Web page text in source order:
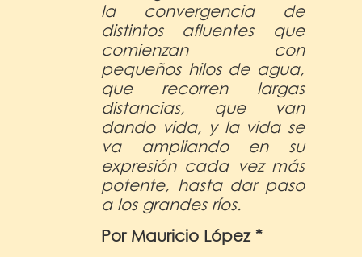
la convergencia de
distintos afluentes que
comienzan con
pequeños hilos de agua,
que recorren largas
distancias, que van
dando vida, y la vida se
va ampliando en su
expresión cada vez más
potente, hasta dar paso
a los grandes ríos.
Por Mauricio López *